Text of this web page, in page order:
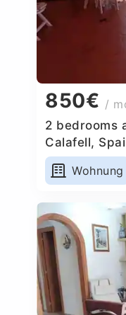
850€ /
2 bedrooms
Calafell,
Wohnung